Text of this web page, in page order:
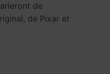
de
de Pixar et